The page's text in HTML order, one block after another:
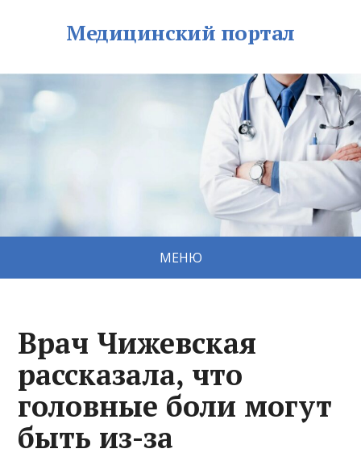
Медицинский портал
МЕНЮ
Врач Чижевская
рассказала, что
головные боли могут
быть из-за